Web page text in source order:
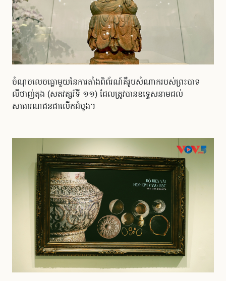
ចំណុចលេចធ្លោមួយនៃការតាំងពិព័រណ៍គឺរូបសំណាករបស់ព្រះបាទ
លីថាញ់តុង (សតវត្សរ៍ទី ១១) ដែលត្រូវបានឧទ្ទេសនាមដល់
សាធារណជនជាលើកដំបូង។